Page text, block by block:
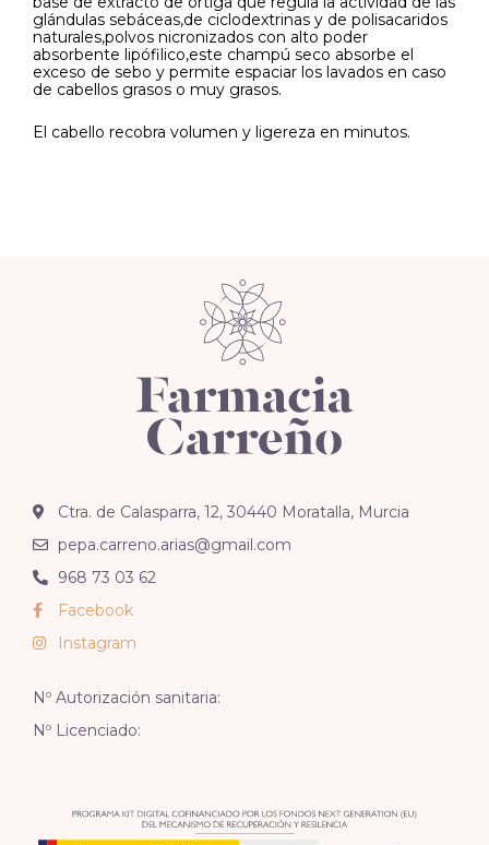
glándulas sebáceas,de ciclodextrinas y de polisacaridos
naturales,polvos nicronizados con alto poder
absorbente lipófilico,este champú seco absorbe el
exceso de sebo y permite espaciar los lavados en caso
de cabellos grasos o muy grasos.
El cabello recobra volumen y ligereza en minutos.
Ctra. de Calasparra, 12, 30440 Moratalla, Murcia
pepa.carreno.arias@gmail.com
968 73 03 62
Facebook
Instagram
Nº Autorización sanitaria:
Nº Licenciado: